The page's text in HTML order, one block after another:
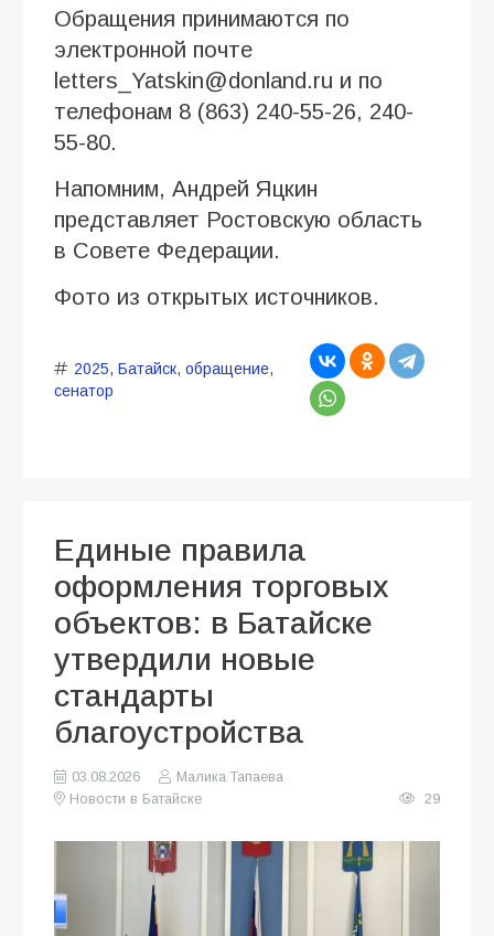
Обращения принимаются по
электронной почте
letters_Yatskin@donland.ru и по
телефонам 8 (863) 240-55-26, 240-
55-80.
Напомним, Андрей Яцкин
представляет Ростовскую область
в Совете Федерации.
Фото из открытых источников.
2025, Батайск, обращение,
сенатор
Единые правила
оформления торговых
объектов: в Батайске
утвердили новые
стандарты
благоустройства
03.08.2026
Малика Тапаева
Новости в Батайске
29